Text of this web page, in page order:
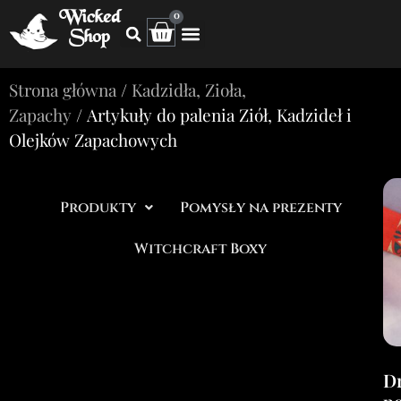
Wicked
Shop
0
Strona główna / Kadzidła, Zioła,
Zapachy / Artykuły do palenia Ziół, Kadzideł i
Olejków Zapachowych
Produkty Pomysły na prezenty
Witchcraft Boxy